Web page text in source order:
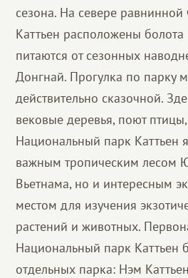
сезона. На севере равнинной
Каттьен расположены
питаются от сезонных
Донгнай. Прогулка по парку
действительно сказочной.
вековые деревья, поют птицы,
Национальный парк Каттьен
важным тропическим лесом
Вьетнама, но и интересным
местом для изучения
растений и животных.
Национальный парк Каттьен
отдельных парка: Нэм